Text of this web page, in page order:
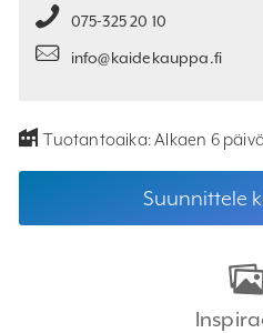
075-325 20 10
info@kaidekauppa.fi
Tuotantoaika:Alkaen 6
Suunnittele